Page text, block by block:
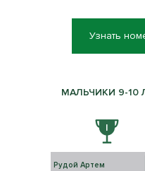
Узнать
МАЛЬЧИКИ 9-10
Рудой Артем